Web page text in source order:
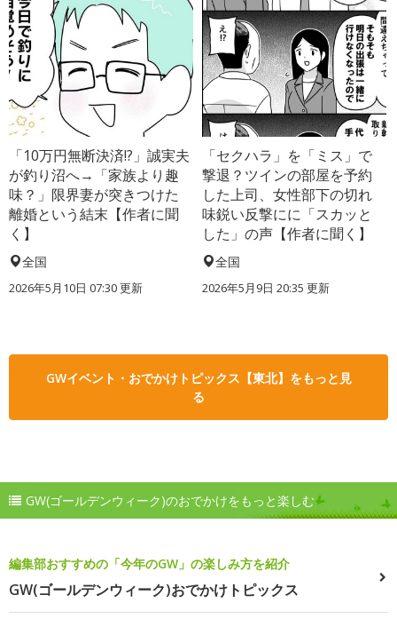
「10万円無断決済!?」誠実夫
が釣り沼へ→「家族より趣
味？」限界妻が突きつけた
離婚という結末【作者に聞
く】
全国
2026年5月10日 07:30 更新
「セクハラ」を「ミス」で
撃退？ツインの部屋を予約
した上司、女性部下の切れ
味鋭い反撃にに「スカッと
した」の声【作者に聞く】
全国
2026年5月9日 20:35 更新
GWイベント・おでかけトピックス【東北】をもっと見
る
GW(ゴールデンウィーク)のおでかけをもっと楽しむ
編集部おすすめの「今年のGW」の楽しみ方を紹介
GW(ゴールデンウィーク)おでかけトピックス